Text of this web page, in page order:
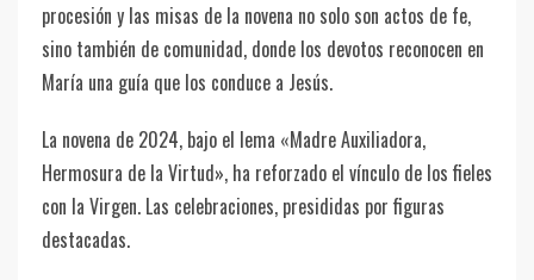
procesión y las misas de la novena no solo son actos de fe,
sino también de comunidad, donde los devotos reconocen en
María una guía que los conduce a Jesús.
La novena de 2024, bajo el lema «Madre Auxiliadora,
Hermosura de la Virtud», ha reforzado el vínculo de los fieles
con la Virgen. Las celebraciones, presididas por figuras
destacadas.